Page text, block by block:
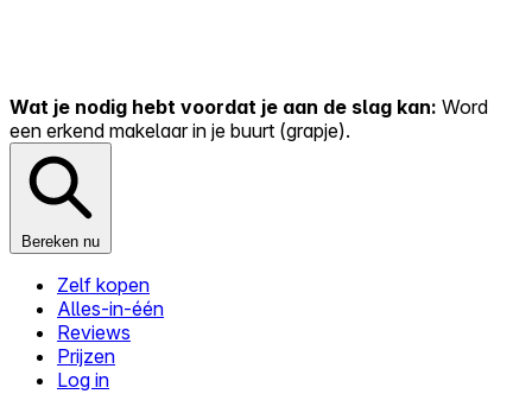
Wat je nodig hebt voordat je aan de slag kan: Word
een erkend makelaar in je buurt (grapje).
Bereken nu
Zelf kopen
Alles-in-één
Reviews
Prijzen
Log in